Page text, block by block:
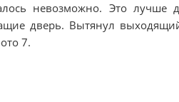
невозможно. Это лучше
дверь. Вытянул
7.